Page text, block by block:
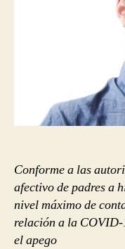
Conforme a las
afectivo de padres a
nivel máximo de
relación a la
el apego